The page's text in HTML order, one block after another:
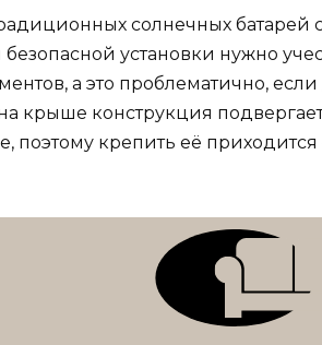
солнечных батарей
установки нужно
а это проблематично,
крыше конструкция
поэтому крепить её